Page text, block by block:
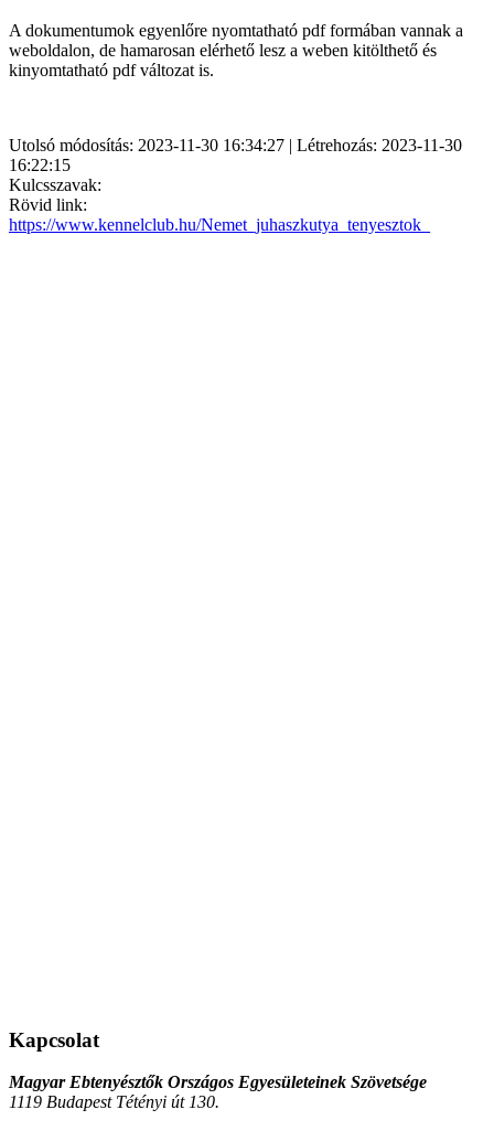
A dokumentumok egyenlőre nyomtatható pdf formában vannak a
weboldalon, de hamarosan elérhető lesz a weben kitölthető és
kinyomtatható pdf változat is.
Utolsó módosítás: 2023-11-30 16:34:27 | Létrehozás: 2023-11-30
16:22:15
Kulcsszavak:
Rövid link:
https://www.kennelclub.hu/Nemet_juhaszkutya_tenyesztok_
Kapcsolat
Magyar Ebtenyésztők Országos Egyesületeinek Szövetsége
1119 Budapest Tétényi út 130.